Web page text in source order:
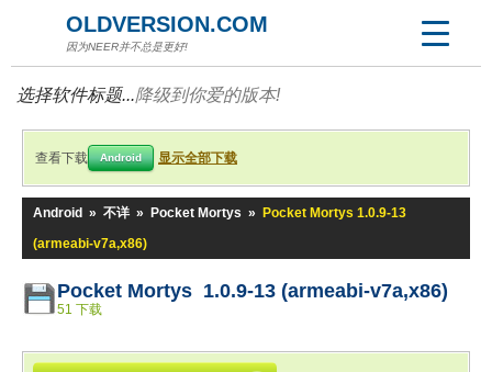
OLDVERSION.COM
因为NEER并不总是更好!
选择软件标题...降级到你爱的版本!
查看下载 Android 显示全部下载
Android » 不详 » Pocket Mortys »
Pocket Mortys 1.0.9-13
(armeabi-v7a,x86)
Pocket Mortys 1.0.9-13 (armeabi-v7a,x86)
51 下载